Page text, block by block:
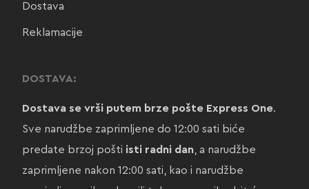
Dostava
Reklamacije
DOSTAVA:
Dostava se vrši putem brze pošte Express One.
Sve narudžbe zaprimljene do 12:00 sati biće
predate brzoj pošti isti radni dan, a narudžbe
zaprimljene nakon 12:00 sati, kao i narudžbe